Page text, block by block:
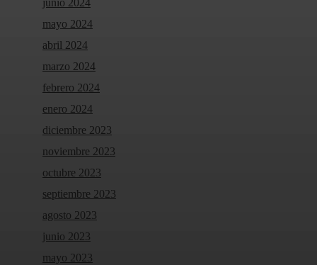
junio 2024
mayo 2024
abril 2024
marzo 2024
febrero 2024
enero 2024
diciembre 2023
noviembre 2023
octubre 2023
septiembre 2023
agosto 2023
junio 2023
mayo 2023